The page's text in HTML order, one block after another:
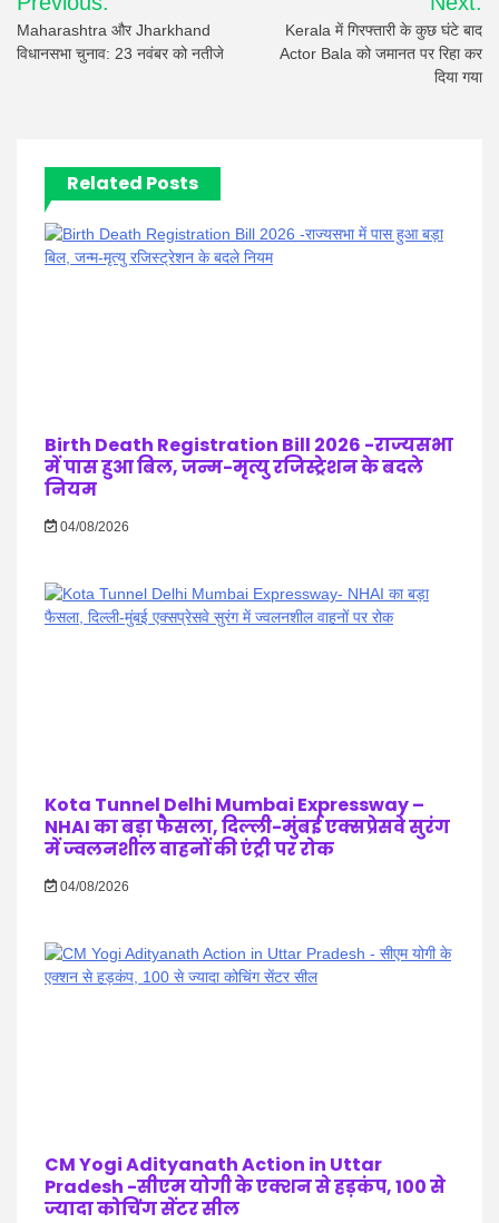
navigation
Maharashtra और Jharkhand
विधानसभा चुनाव: 23 नवंबर को नतीजे
Kerala में गिरफ्तारी के कुछ घंटे बाद
Actor Bala को जमानत पर रिहा कर
दिया गया
Related Posts
Birth Death Registration Bill 2026 -राज्यसभा
में पास हुआ बिल, जन्म-मृत्यु रजिस्ट्रेशन के बदले
नियम
04/08/2026
Kota Tunnel Delhi Mumbai Expressway –
NHAI का बड़ा फैसला, दिल्ली-मुंबई एक्सप्रेसवे सुरंग
में ज्वलनशील वाहनों की एंट्री पर रोक
04/08/2026
CM Yogi Adityanath Action in Uttar
Pradesh -सीएम योगी के एक्शन से हड़कंप, 100 से
ज्यादा कोचिंग सेंटर सील